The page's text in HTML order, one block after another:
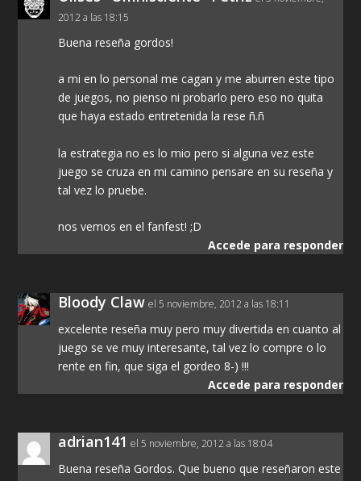
2012 a las 18:15
Buena reseña gordos!
a mi en lo personal me cagan y me aburren este tipo
de juegos, no pienso ni probarlo pero eso no quita
que haya estado entretenida la rese ñ.ñ
la estrategia no es lo mio pero si alguna vez este
juego se cruza en mi camino pensare en su reseña y
tal vez lo pruebe.
nos vemos en el fanfest! ;D
Accede para responder
Bloody Claw el 5 noviembre, 2012 a las 18:11
excelente reseña muy pero muy divertida en cuanto al
juego se ve muy interesante, tal vez lo compre o lo
rente en fin, que siga el gordeo 8-) !!!
Accede para responder
adrian141 el 5 noviembre, 2012 a las 18:04
Buena reseña Gordos. Que bueno que reseñaron este